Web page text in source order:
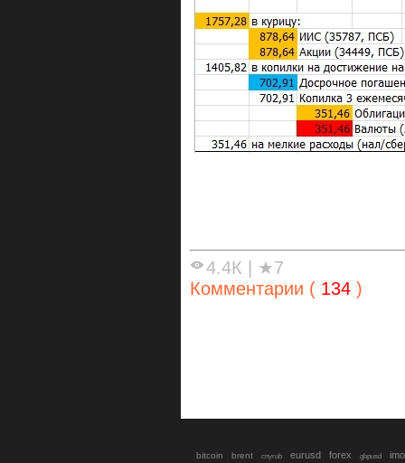
4.4К
★7
Комментарии ( 134 )
bitcoin brent cnyrub eurusd forex gbpusd